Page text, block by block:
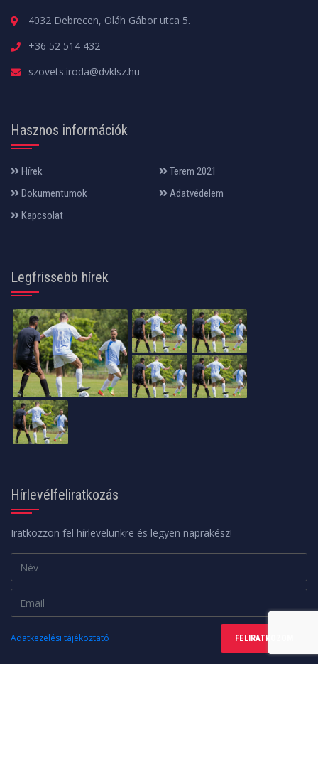
4032 Debrecen, Oláh Gábor utca 5.
+36 52 514 432
szovets.iroda@dvklsz.hu
Hasznos információk
Hírek
Terem 2021
Dokumentumok
Adatvédelem
Kapcsolat
Legfrissebb hírek
Hírlevélfeliratkozás
Iratkozzon fel hírlevelünkre és legyen naprakész!
Adatkezelési tájékoztató FELIRATKOZOM